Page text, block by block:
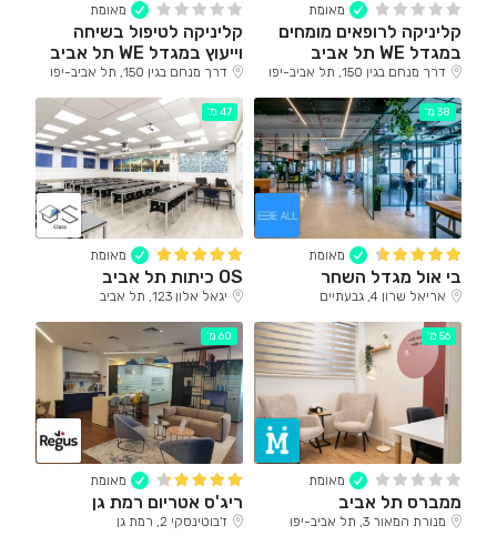
מאומת
קליניקה לרופאים מומחים
במגדל WE תל אביב
דרך מנחם בגין 150, תל אביב-יפו
מאומת
קליניקה לטיפול בשיחה
וייעוץ במגדל WE תל אביב
דרך מנחם בגין 150, תל אביב-יפו
מאומת
38 מ'
בי אול מגדל השחר
אריאל שרון 4, גבעתיים
מאומת
47 מ'
OS כיתות תל אביב
יגאל אלון 123, תל אביב
מאומת
56 מ'
ממברס תל אביב
מנורת המאור 3, תל אביב-יפו
מאומת
60 מ'
ריג'ס אטריום רמת גן
ז'בוטינסקי 2, רמת גן